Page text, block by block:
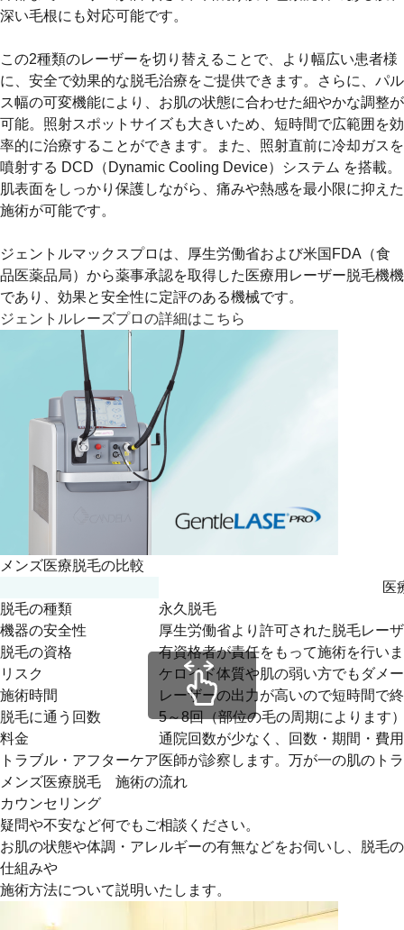
深い毛根にも対応可能です。
この2種類のレーザーを切り替えることで、より幅広い患者様
に、安全で効果的な脱毛治療をご提供できます。さらに、パル
ス幅の可変機能により、お肌の状態に合わせた細やかな調整が
可能。照射スポットサイズも大きいため、短時間で広範囲を効
率的に治療することができます。また、照射直前に冷却ガスを
噴射する DCD（Dynamic Cooling Device）システム を搭載。
肌表面をしっかり保護しながら、痛みや熱感を最小限に抑えた
施術が可能です。
ジェントルマックスプロは、厚生労働省および米国FDA（食
品医薬品局）から薬事承認を取得した医療用レーザー脱毛機機
であり、効果と安全性に定評のある機械です。
ジェントルレーズプロの詳細はこちら
メンズ医療脱毛の比較
医
脱毛の種類
永久脱毛
機器の安全性
厚生労働省より許可された脱毛レー
脱毛の資格
有資格者が責任をもって施術を行い
リスク
ケロイド体質や肌の弱い方でもダメ
施術時間
レーザーの出力が高いので短時間で
脱毛に通う回数
5～8回（部位の毛の周期によります
料金
通院回数が少なく、回数・期間・費
トラブル・アフターケア医師が診察します。万が一の肌のト
メンズ医療脱毛 施術の流れ
カウンセリング
疑問や不安など何でもご相談ください。
お肌の状態や体調・アレルギーの有無などをお伺いし、脱毛の
仕組みや
施術方法について説明いたします。